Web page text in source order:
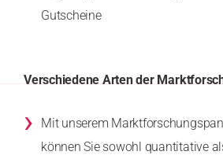
Gutscheine
Verschiedene Arten der
›
Mit unserem
können Sie sowohl quantitative